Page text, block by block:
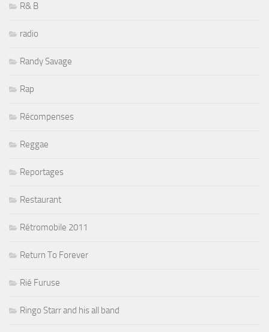
R& B
radio
Randy Savage
Rap
Récompenses
Reggae
Reportages
Restaurant
Rétromobile 2011
Return To Forever
Rié Furuse
Ringo Starr and his all band